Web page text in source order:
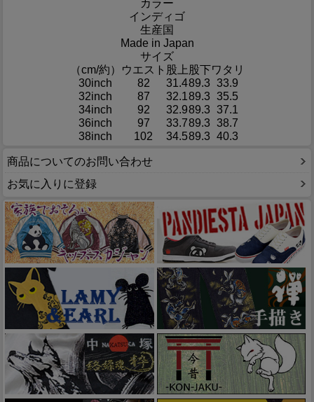
カラー
インディゴ
生産国
Made in Japan
サイズ
（cm/約）
ウエスト 股上股下 ワタリ
30inch
82 31.489.3 33.9
32inch
87 32.189.3 35.5
34inch
92 32.989.3 37.1
36inch
97 33.789.3 38.7
38inch
102 34.589.3 40.3
商品についてのお問い合わせ
お気に入りに登録